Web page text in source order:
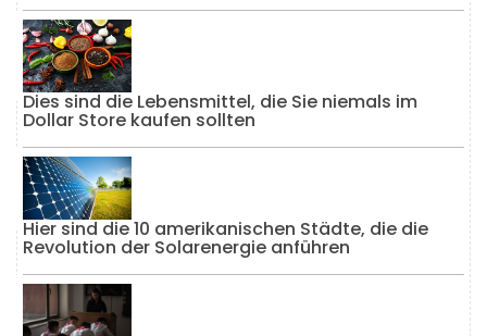
Dies sind die Lebensmittel, die Sie niemals im
Dollar Store kaufen sollten
Hier sind die 10 amerikanischen Städte, die die
Revolution der Solarenergie anführen